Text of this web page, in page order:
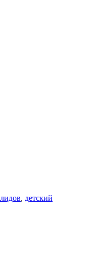
, детский